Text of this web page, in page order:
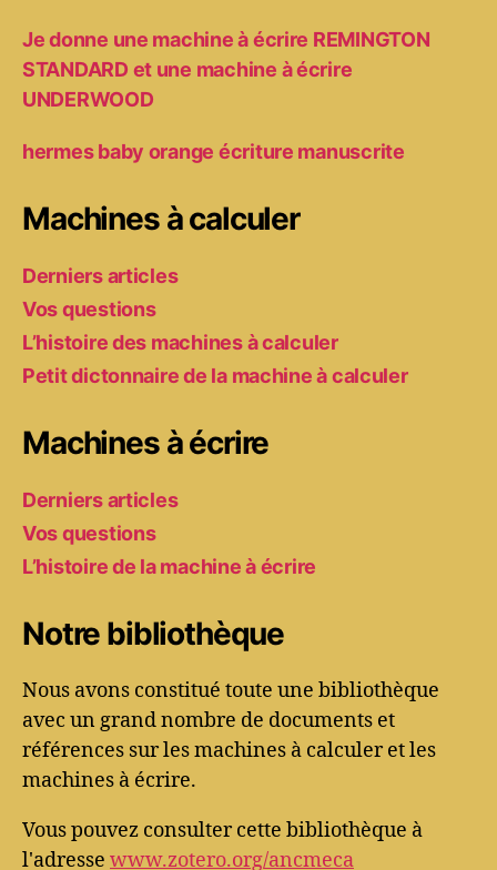
Je donne une machine à écrire REMINGTON
STANDARD et une machine à écrire
UNDERWOOD
hermes baby orange écriture manuscrite
Machines à calculer
Derniers articles
Vos questions
L’histoire des machines à calculer
Petit dictonnaire de la machine à calculer
Machines à écrire
Derniers articles
Vos questions
L’histoire de la machine à écrire
Notre bibliothèque
Nous avons constitué toute une bibliothèque
avec un grand nombre de documents et
références sur les machines à calculer et les
machines à écrire.
Vous pouvez consulter cette bibliothèque à
l'adresse www.zotero.org/ancmeca